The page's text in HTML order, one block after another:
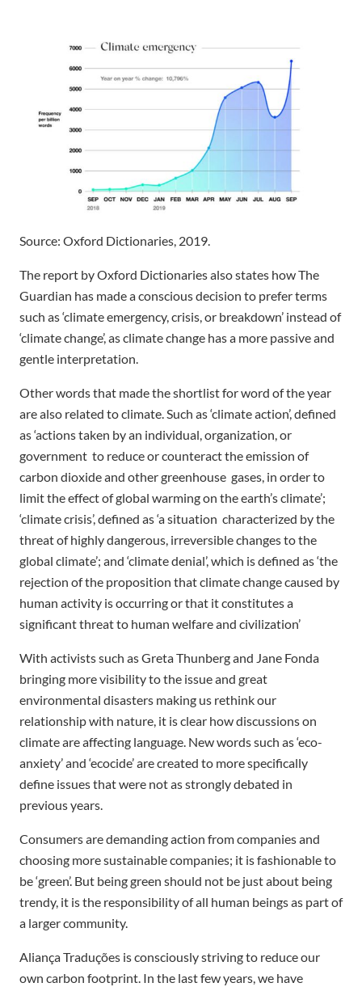
Source: Oxford Dictionaries, 2019.
The report by Oxford Dictionaries also states how The
Guardian has made a conscious decision to prefer terms
such as ‘climate emergency, crisis, or breakdown’ instead of
‘climate change’, as climate change has a more passive and
gentle interpretation.
Other words that made the shortlist for word of the year
are also related to climate. Such as ‘climate action’, defined
as ‘actions taken by an individual, organization, or
government to reduce or counteract the emission of
carbon dioxide and other greenhouse gases, in order to
limit the effect of global warming on the earth’s climate’;
‘climate crisis’, defined as ‘a situation characterized by the
threat of highly dangerous, irreversible changes to the
global climate’; and ‘climate denial’, which is defined as ‘the
rejection of the proposition that climate change caused by
human activity is occurring or that it constitutes a
significant threat to human welfare and civilization’
With activists such as Greta Thunberg and Jane Fonda
bringing more visibility to the issue and great
environmental disasters making us rethink our
relationship with nature, it is clear how discussions on
climate are affecting language. New words such as ‘eco-
anxiety’ and ‘ecocide’ are created to more specifically
define issues that were not as strongly debated in
previous years.
Consumers are demanding action from companies and
choosing more sustainable companies; it is fashionable to
be ‘green’. But being green should not be just about being
trendy, it is the responsibility of all human beings as part of
a larger community.
Aliança Traduções is consciously striving to reduce our
own carbon footprint. In the last few years, we have